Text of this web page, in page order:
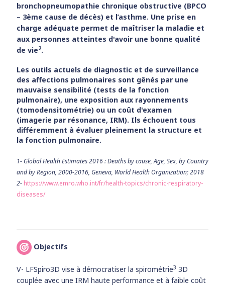
bronchopneumopathie chronique obstructive (BPCO
– 3ème cause de décès) et l’asthme. Une prise en
charge adéquate permet de maîtriser la maladie et
aux personnes atteintes d'avoir une bonne qualité
de vie2.
Les outils actuels de diagnostic et de surveillance
des affections pulmonaires sont gênés par une
mauvaise sensibilité (tests de la fonction
pulmonaire), une exposition aux rayonnements
(tomodensitométrie) ou un coût d'examen
(imagerie par résonance, IRM). Ils échouent tous
différemment à évaluer pleinement la structure et
la fonction pulmonaire.
1- Global Health Estimates 2016 : Deaths by cause, Age, Sex, by Country
and by Region, 2000-2016, Geneva, World Health Organization; 2018
2- https://www.emro.who.int/fr/health-topics/chronic-respiratory-
diseases/
Objectifs
V- LFSpiro3D vise à démocratiser la spirométrie3 3D
couplée avec une IRM haute performance et à faible coût